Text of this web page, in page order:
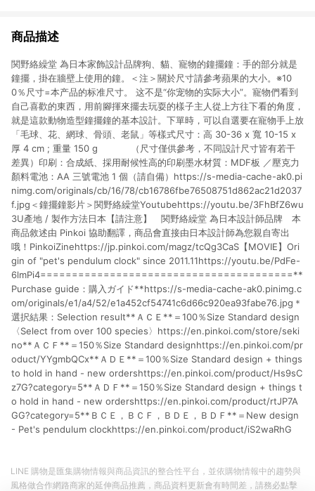
商品描述
関野絡繰堂 為日本家飾設計品牌狗、貓、寵物的鐘擺鐘：手的部分就是
鐘擺，掛在牆壁上使用的鐘。＜注＞關於尺寸請參考蘋果的大小。※10
0％尺寸=本产品的标准尺寸。 这不是“你宠物的实际大小”。寵物們看到
自己喜歡的東西，用前腳揮來擺去玩耍的樣子主人從上方往下看的角度，
就是這款動物造型鐘擺鐘的基本設計。下單時，可以自選要在寵物手上放
「毛球、花、網球、骨頭、老鼠」等樣式尺寸：高 30-36 x 寬 10-15 x
厚 4 cm ; 重量 150 g （尺寸僅供參考，不同設計尺寸皆有若干
差異）印刷：合成紙、採用耐候性高的印刷墨水材質：MDF板 ／壓克力
顏料電池：AA 三號電池 1 個（請自備）https://s-media-cache-ak0.pi
nimg.com/originals/cb/16/78/cb16786fbe76508751d862ac21d2037
f.jpg＜鐘擺鐘影片＞関野絡繰堂Youtubehttps://youtu.be/3FhBfZ6wu
3U產地 / 製作方法日本【請注意】 関野絡繰堂 為日本設計師品牌 本
商品敘述由 Pinkoi 協助翻譯，商品會直接由日本設計師為您親自寄出
哦！PinkoiZinehttps://jp.pinkoi.com/magz/tcQg3CaS【MOVIE】Ori
gin of "pet's pendulum clock" since 2011.11https://youtu.be/PdFe-
6lmPi4========================================**
Purchase guide：購入ガイド**https://s-media-cache-ak0.pinimg.c
om/originals/e1/a4/52/e1a452cf54741c6d66c920ea93fabe76.jpg＊
選択結果：Selection result**ＡＣＥ**＝100％Size Standard design
〈Select from over 100 species〉https://en.pinkoi.com/store/seki
no**ＡＣＦ**＝150％Size Standard designhttps://en.pinkoi.com/pr
oduct/YYgmbQCx**ＡＤＥ**＝100％Size Standard design + things
to hold in hand - new ordershttps://en.pinkoi.com/product/Hs9sC
z7G?category=5**ＡＤＦ**＝150％Size Standard design + things t
o hold in hand - new ordershttps://en.pinkoi.com/product/rtJP7A
GG?category=5**ＢＣＥ，ＢＣＦ，ＢＤＥ，ＢＤＦ**＝New design
- Pet's pendulum clockhttps://en.pinkoi.com/product/iS2waRhG
LINE 購物是匯集購物情報與商品資訊的整合性平台，並依購物情報中的趨勢與
風格做合作網路商家的延伸商品推薦，商品資料更新會有時間差，請務必點擊